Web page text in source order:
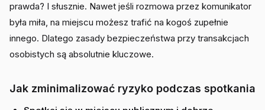
prawda? I słusznie. Nawet jeśli rozmowa przez komunikator
była miła, na miejscu możesz trafić na kogoś zupełnie
innego. Dlatego zasady bezpieczeństwa przy transakcjach
osobistych są absolutnie kluczowe.
Jak zminimalizować ryzyko podczas spotkania